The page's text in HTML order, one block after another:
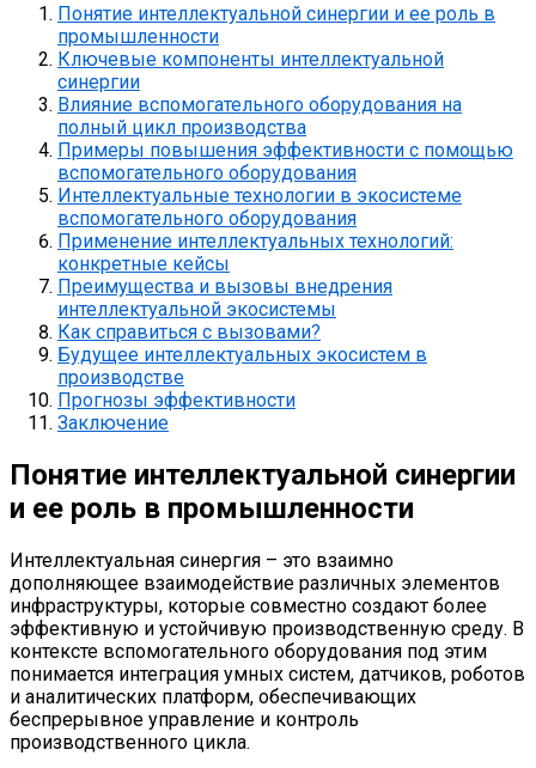
Понятие интеллектуальной синергии и ее роль в
промышленности
Ключевые компоненты интеллектуальной
синергии
Влияние вспомогательного оборудования на
полный цикл производства
Примеры повышения эффективности с помощью
вспомогательного оборудования
Интеллектуальные технологии в экосистеме
вспомогательного оборудования
Применение интеллектуальных технологий:
конкретные кейсы
Преимущества и вызовы внедрения
интеллектуальной экосистемы
Как справиться с вызовами?
Будущее интеллектуальных экосистем в
производстве
Прогнозы эффективности
Заключение
Понятие интеллектуальной синергии
и ее роль в промышленности
Интеллектуальная синергия – это взаимно
дополняющее взаимодействие различных элементов
инфраструктуры, которые совместно создают более
эффективную и устойчивую производственную среду. В
контексте вспомогательного оборудования под этим
понимается интеграция умных систем, датчиков, роботов
и аналитических платформ, обеспечивающих
беспрерывное управление и контроль
производственного цикла.